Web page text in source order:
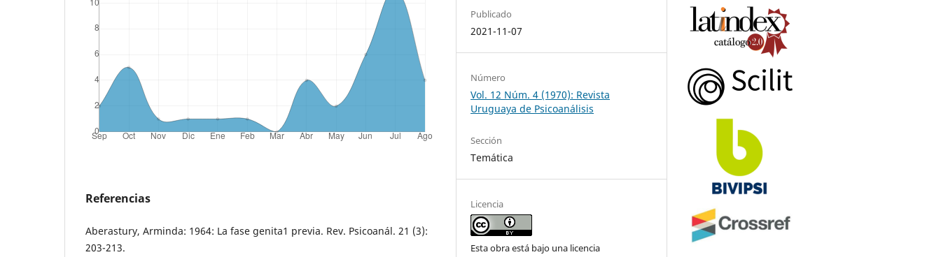
Referencias
Aberastury, Arminda: 1964: La fase genita1 previa. Rev. Psicoanál. 21 (3):
203-213.
Publicado
2021-11-07
Número
Vol. 12 Núm. 4 (1970): Revista
Uruguaya de Psicoanálisis
Sección
Temática
Licencia
Esta obra está bajo una licencia